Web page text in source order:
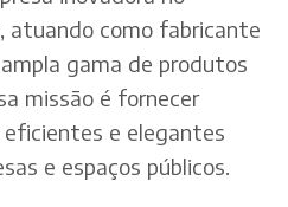
atuando como fabricante
gama de produtos
missão é fornecer
eficientes e elegantes
e espaços públicos.